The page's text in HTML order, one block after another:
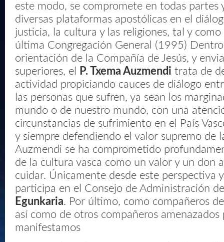
este modo, se compromete en todas partes
diversas plataformas apostólicas en el
justicia, la cultura y las religiones, tal y
última Congregación General (1995)
orientación de la Compañía de Jesús, y
superiores, el
P. Txema Auzmendi trata de
actividad propiciando cauces de diálogo
las personas que sufren, ya sean los
mundo o de nuestro mundo, con una
circunstancias de sufrimiento en el País
y siempre defendiendo el valor supremo de
Auzmendi se ha comprometido
de la cultura vasca como un valor y un don
cuidar. Únicamente desde este perspectiva
participa en el Consejo de Administración
Egunkaria. Por último, como compañeros
así como de otros compañeros
manifestamos